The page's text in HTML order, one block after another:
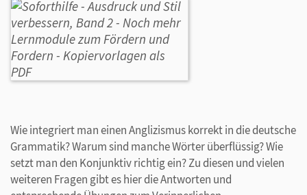
Wie integriert man einen Anglizismus korrekt in die deutsche
Grammatik? Warum sind manche Wörter überflüssig? Wie
setzt man den Konjunktiv richtig ein? Zu diesen und vielen
weiteren Fragen gibt es hier die Antworten und